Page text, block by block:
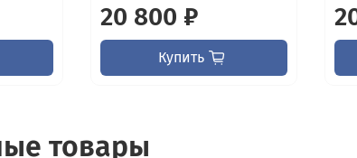
20 800 ₽
Купить
товары